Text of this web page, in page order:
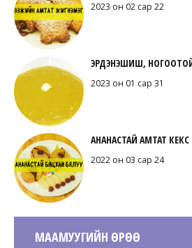
2023 он 02 сар 22
ЭРДЭНЭШИШ,
2023 он 01 сар 31
АНАНАСТАЙ АМТАТ КЕКС
2022 он 03 сар 24
МААМУУГИЙН ӨРӨӨ